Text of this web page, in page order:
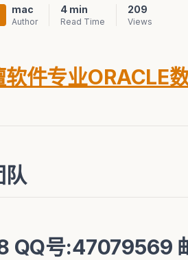
mac
Author
4 min
Read Time
209
Views
件专业ORACLE
队
号:47079569